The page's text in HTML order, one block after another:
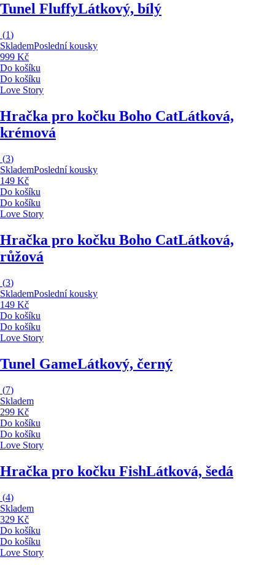
Tunel FluffyLátkový, bílý
(1)
SklademPoslední kousky
999 Kč
Do košíku
Do košíku
Love Story
Hračka pro kočku Boho CatLátková,
krémová
(3)
SklademPoslední kousky
149 Kč
Do košíku
Do košíku
Love Story
Hračka pro kočku Boho CatLátková,
růžová
(3)
SklademPoslední kousky
149 Kč
Do košíku
Do košíku
Love Story
Tunel GameLátkový, černý
(7)
Skladem
299 Kč
Do košíku
Do košíku
Love Story
Hračka pro kočku FishLátková, šedá
(4)
Skladem
329 Kč
Do košíku
Do košíku
Love Story